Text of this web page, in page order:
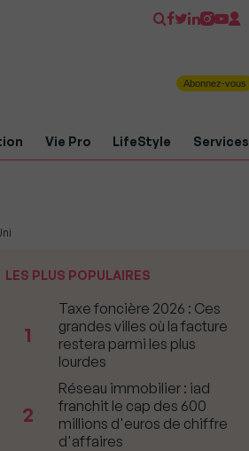
Abonnez-vous
Vie Pro LifeStyle Services
LES PLUS POPULAIRES
1
Taxe foncière 2026 : Ces
grandes villes où la facture
restera parmi les plus
lourdes
2
Réseau immobilier : iad
franchit le cap des 600
millions d'euros de chiffre
d'affaires